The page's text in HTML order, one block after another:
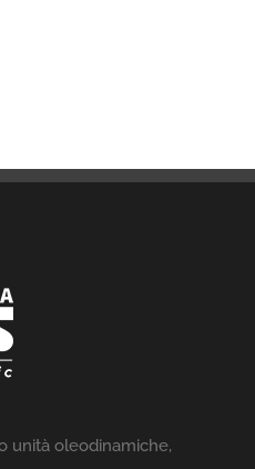
unità oleodinamiche,